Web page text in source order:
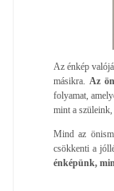
Az énkép
másikra. Az
folyamat,
mint a
Mind az
csökkenti a
énképünk,